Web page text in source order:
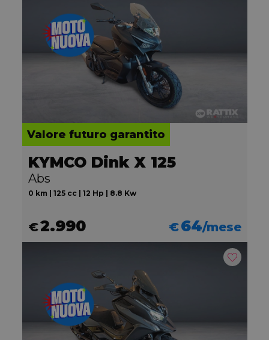
Valore futuro garantito
KYMCO Dink X 125
Abs
0 km | 125 cc | 12 Hp | 8.8 Kw
€2.990 €64/mese